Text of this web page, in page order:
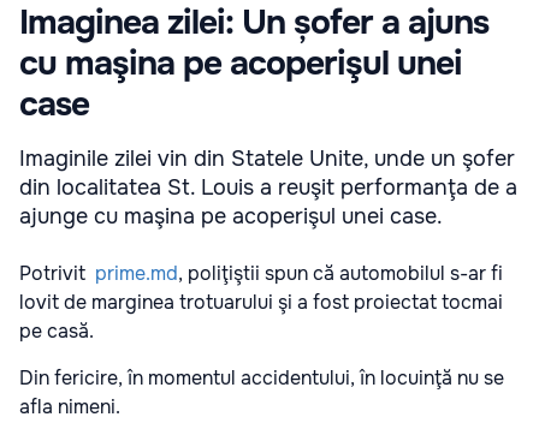
Imaginea zilei: Un șofer a ajuns
cu maşina pe acoperişul unei
case
Imaginile zilei vin din Statele Unite, unde un şofer
din localitatea St. Louis a reuşit performanţa de a
ajunge cu maşina pe acoperişul unei case.
Potrivit prime.md, poliţiştii spun că automobilul s-ar fi
lovit de marginea trotuarului şi a fost proiectat tocmai
pe casă.
Din fericire, în momentul accidentului, în locuinţă nu se
afla nimeni.